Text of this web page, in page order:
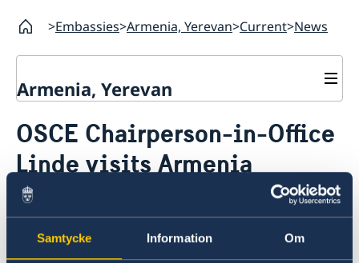
Samtycke Information Om
Embassies Armenia, Yerevan Current News
Armenia, Yerevan
About us
Ambassador
Current
News
Vote in Armenia
OSCE Chairperson-in-Office
Linde visits Armenia
OSCE Chairperson-in-Office, Swedish